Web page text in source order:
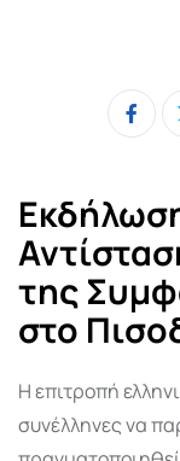
της
στο
Η επιτροπή
συνέλληνες να